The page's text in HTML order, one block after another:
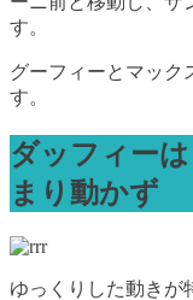
す。
グーフィーとマック
す。
ダッフィー
まり動かず
ゆっくりした動きが